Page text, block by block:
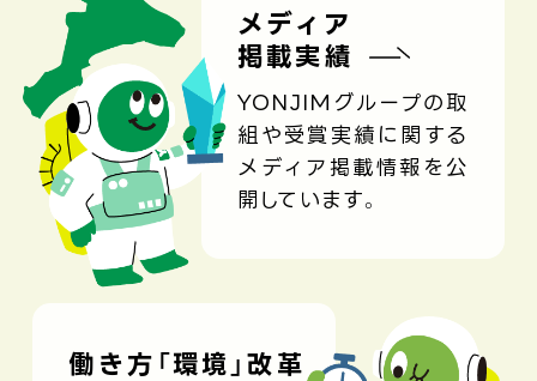
メディア
掲載実績
YONJIMグループの取
組や受賞実績に関する
メディア掲載情報を公
開しています。
働き方「環境」改革